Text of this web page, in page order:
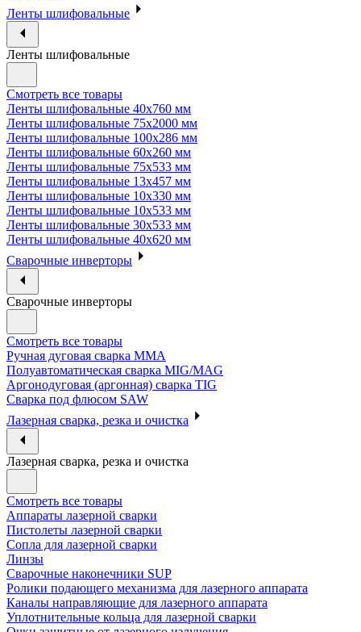
Ленты шлифовальные
Ленты шлифовальные
Смотреть все товары
Ленты шлифовальные 40х760 мм
Ленты шлифовальные 75х2000 мм
Ленты шлифовальные 100х286 мм
Ленты шлифовальные 60х260 мм
Ленты шлифовальные 75х533 мм
Ленты шлифовальные 13х457 мм
Ленты шлифовальные 10х330 мм
Ленты шлифовальные 10х533 мм
Ленты шлифовальные 30х533 мм
Ленты шлифовальные 40х620 мм
Сварочные инверторы
Сварочные инверторы
Смотреть все товары
Ручная дуговая сварка MMA
Полуавтоматическая сварка MIG/MAG
Аргонодуговая (аргонная) сварка TIG
Сварка под флюсом SAW
Лазерная сварка, резка и очистка
Лазерная сварка, резка и очистка
Смотреть все товары
Аппараты лазерной сварки
Пистолеты лазерной сварки
Сопла для лазерной сварки
Линзы
Сварочные наконечники SUP
Ролики подающего механизма для лазерного аппарата
Каналы направляющие для лазерного аппарата
Уплотнительные кольца для лазерной сварки